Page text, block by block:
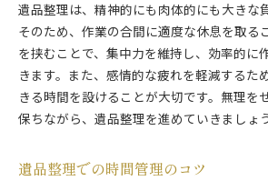
遺品整理は、精神的にも肉体的にも大きな
そのため、作業の合間に適度な休息を取る
を挟むことで、集中力を維持し、効率的に
きます。また、感情的な疲れを軽減するた
きる時間を設けることが大切です。無理を
保ちながら、遺品整理を進めていきましょう
遺品整理での時間管理のコツ